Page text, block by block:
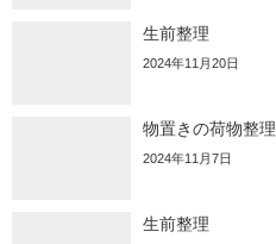
生前整理
2024年11月20日
物置きの荷物整理
2024年11月7日
生前整理